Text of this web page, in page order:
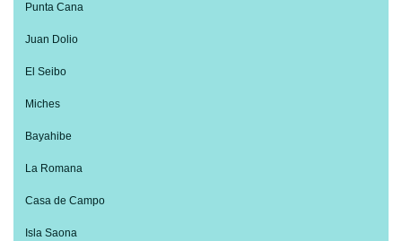
Punta Cana
Juan Dolio
El Seibo
Miches
Bayahibe
La Romana
Casa de Campo
Isla Saona